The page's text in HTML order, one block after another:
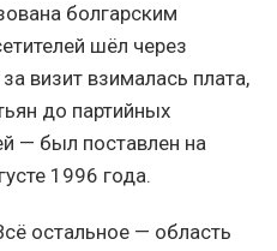
болгарским
шёл через
визит взималась плата,
до партийных
— был поставлен на
1996 года.
остальное — область